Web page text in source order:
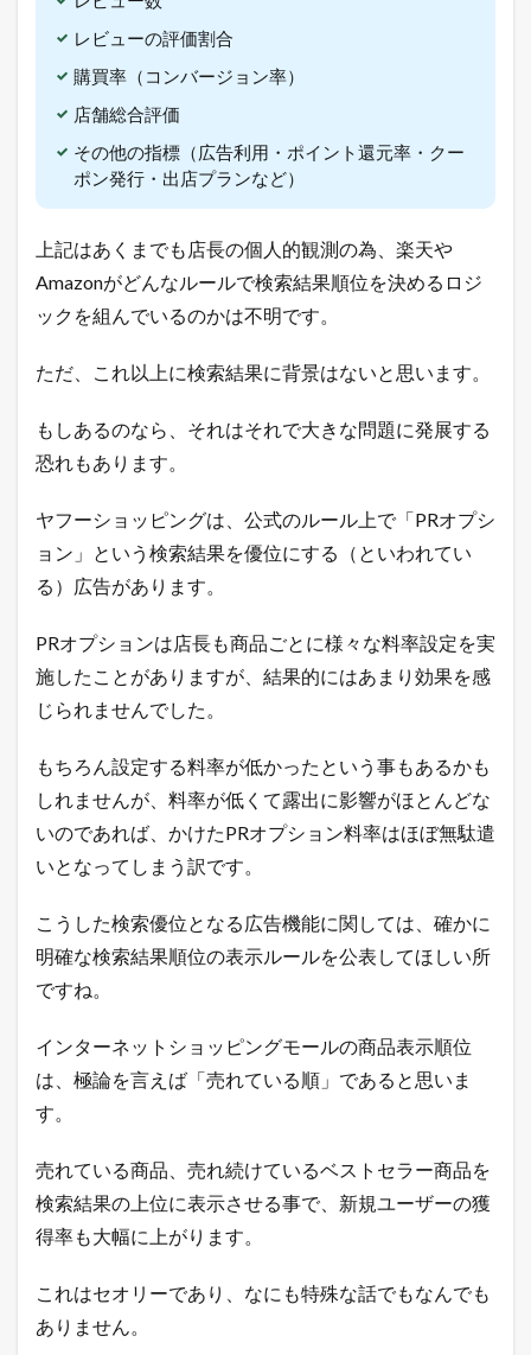
ン
ト
毎
届
！
れ
る
！
ネ
ッ
プ
の
教
書
こ
こ
書
け
な
い
裏
ワ
ザ
を
L
E
だ
け
に
中
！
は
何
日
【
1
1
レビューの評価割合
購買率（コンバージョン率）
店舗総合評価
その他の指標（広告利用・ポイント還元率・クー
ポン発行・出店プランなど）
上記はあくまでも店長の個人的観測の為、楽天や
Amazonがどんなルールで検索結果順位を決めるロジ
ックを組んでいるのかは不明です。
ただ、これ以上に検索結果に背景はないと思います。
もしあるのなら、それはそれで大きな問題に発展する
恐れもあります。
ヤフーショッピングは、公式のルール上で「PRオプシ
ョン」という検索結果を優位にする（といわれてい
る）広告があります。
PRオプションは店長も商品ごとに様々な料率設定を実
施したことがありますが、結果的にはあまり効果を感
じられませんでした。
もちろん設定する料率が低かったという事もあるかも
しれませんが、料率が低くて露出に影響がほとんどな
いのであれば、かけたPRオプション料率はほぼ無駄遣
いとなってしまう訳です。
こうした検索優位となる広告機能に関しては、確かに
明確な検索結果順位の表示ルールを公表してほしい所
ですね。
インターネットショッピングモールの商品表示順位
は、極論を言えば「売れている順」であると思いま
す。
売れている商品、売れ続けているベストセラー商品を
検索結果の上位に表示させる事で、新規ユーザーの獲
得率も大幅に上がります。
これはセオリーであり、なにも特殊な話でもなんでも
ありません。